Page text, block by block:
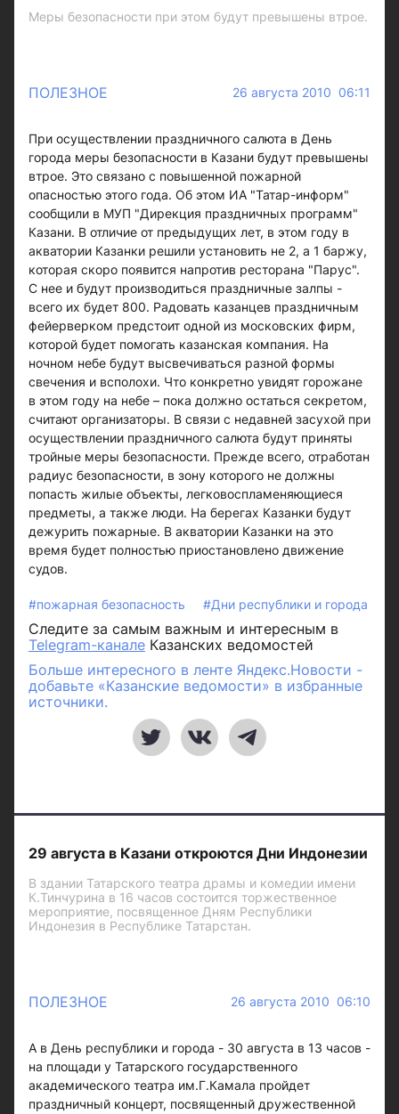
Меры безопасности при этом будут превышены втрое.
ПОЛЕЗНОЕ 26 августа 2010 06:11
При осуществлении праздничного салюта в День
города меры безопасности в Казани будут превышены
втрое. Это связано с повышенной пожарной
опасностью этого года. Об этом ИА "Татар-информ"
сообщили в МУП "Дирекция праздничных программ"
Казани. В отличие от предыдущих лет, в этом году в
акватории Казанки решили установить не 2, а 1 баржу,
которая скоро появится напротив ресторана "Парус".
С нее и будут производиться праздничные залпы -
всего их будет 800. Радовать казанцев праздничным
фейерверком предстоит одной из московских фирм,
которой будет помогать казанская компания. На
ночном небе будут высвечиваться разной формы
свечения и всполохи. Что конкретно увидят горожане
в этом году на небе – пока должно остаться секретом,
считают организаторы. В связи с недавней засухой при
осуществлении праздничного салюта будут приняты
тройные меры безопасности. Прежде всего, отработан
радиус безопасности, в зону которого не должны
попасть жилые объекты, легковоспламеняющиеся
предметы, а также люди. На берегах Казанки будут
дежурить пожарные. В акватории Казанки на это
время будет полностью приостановлено движение
судов.
#пожарная безопасность #Дни республики и города
Следите за самым важным и интересным в
Telegram-канале Казанских ведомостей
Больше интересного в ленте Яндекс.Новости -
добавьте «Казанские ведомости» в избранные
источники.
29 августа в Казани откроются Дни Индонезии
В здании Татарского театра драмы и комедии имени
К.Тинчурина в 16 часов состоится торжественное
мероприятие, посвященное Дням Республики
Индонезия в Республике Татарстан.
ПОЛЕЗНОЕ 26 августа 2010 06:10
А в День республики и города - 30 августа в 13 часов -
на площади у Татарского государственного
академического театра им.Г.Камала пройдет
праздничный концерт, посвященный дружественной